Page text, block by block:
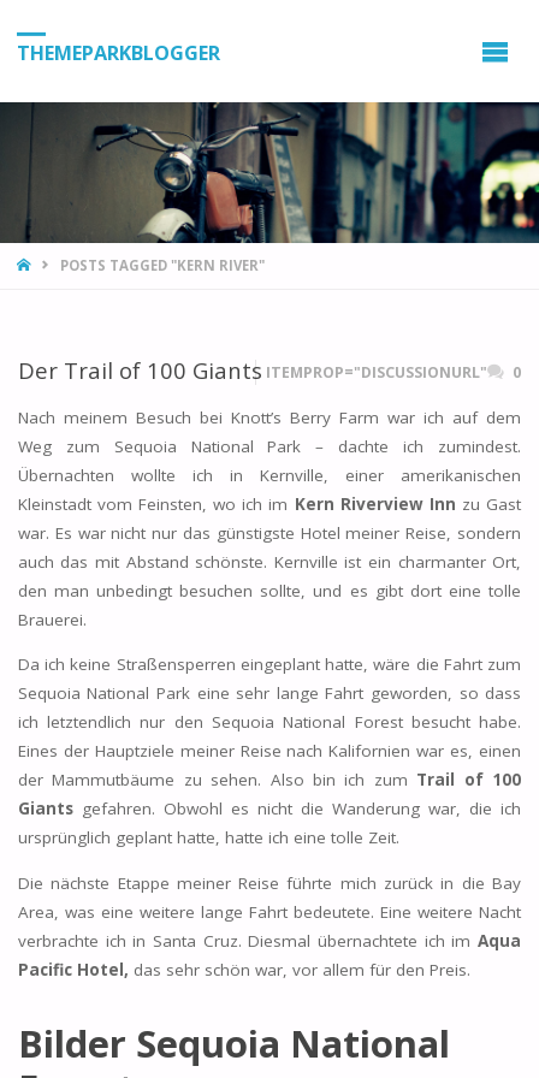
THEMEPARKBLOGGER
HOMEPOSTS TAGGED "KERN RIVER"
Der Trail of 100 Giants ITEMPROP="DISCUSSIONURL" 0
Nach meinem Besuch bei Knott’s Berry Farm war ich auf dem
Weg zum Sequoia National Park – dachte ich zumindest.
Übernachten wollte ich in Kernville, einer amerikanischen
Kleinstadt vom Feinsten, wo ich im Kern Riverview Inn zu Gast
war. Es war nicht nur das günstigste Hotel meiner Reise, sondern
auch das mit Abstand schönste. Kernville ist ein charmanter Ort,
den man unbedingt besuchen sollte, und es gibt dort eine tolle
Brauerei.
Da ich keine Straßensperren eingeplant hatte, wäre die Fahrt zum
Sequoia National Park eine sehr lange Fahrt geworden, so dass
ich letztendlich nur den Sequoia National Forest besucht habe.
Eines der Hauptziele meiner Reise nach Kalifornien war es, einen
der Mammutbäume zu sehen. Also bin ich zum Trail of 100
Giantsgefahren. Obwohl es nicht die Wanderung war, die ich
ursprünglich geplant hatte, hatte ich eine tolle Zeit.
Die nächste Etappe meiner Reise führte mich zurück in die Bay
Area, was eine weitere lange Fahrt bedeutete. Eine weitere Nacht
verbrachte ich in Santa Cruz. Diesmal übernachtete ich imAqua
Pacific Hotel, das sehr schön war, vor allem für den Preis.
Bilder Sequoia National